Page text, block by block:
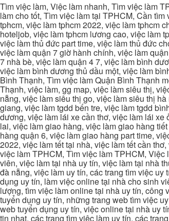
Tìm việc làm, Việc làm nhanh, Tìm việc làm
làm cho tốt, Tìm việc làm tại TPHCM, Cần
tphcm, việc làm tphcm 2022, việc làm tphcm
hoteljob, việc làm tphcm lương cao, việc làm
việc làm thủ đức part time, việc làm thủ đức
việc làm quận 7 giờ hành chính, việc làm
7 nhà bè, việc làm quận 4 7, việc làm bình
việc làm bình dương thủ dầu một, việc làm
Bình Thạnh, Tìm việc làm Quận Bình Thạnh
Thạnh, việc làm, gg map, việc làm siêu thị,
nẵng, việc làm siêu thị go, việc làm siêu thị
giang, việc làm tgdd bến tre, việc làm tgdd
dương, việc làm lái xe cần thơ, việc làm lái
lai, việc làm giao hàng, việc làm giao hàng
hàng quận 6, việc làm giao hàng part time,
2022, việc làm tết tại nhà, việc làm tết cần
việc làm TPHCM, Tìm việc làm TPHCM,
viên, việc làm tại nhà uy tín, việc làm tại nhà
đà nẵng, việc làm uy tín, các trang tìm việc
dụng uy tín, làm việc online tại nhà cho sinh
lượng, tìm việc làm online tại nhà uy tín, công
tuyển dụng uy tín, những trang web tìm việc
web tuyển dụng uy tín, việc online tại nhà uy
tin nhat, các trang tìm việc làm uy tín, các